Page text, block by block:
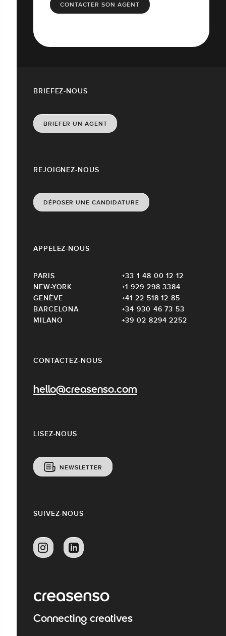
CONTACTER SON AGENT
CONTACTEZ-NOUS
hello@creasenso.com
REJOIGNEZ-NOUS
DÉPOSER UNE CANDIDATURE
LISEZ-NOUS
NEWSLETTER
APPELEZ-NOUS
PARIS
+33 1 48 00 12 12
NEW-YORK
+1 929 298 3384
GENÈVE
+41 22 518 12 85
BARCELONA
+34 930 46 73 53
MILANO
+39 02 8294 2252
BRIEFEZ-NOUS
BRIEFER UN AGENT
SUIVEZ-NOUS
Connecting creatives